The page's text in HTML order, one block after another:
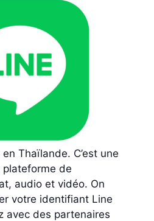
Thaïlande. C’est une
de
audio et vidéo. On
votre identifiant Line
avec des partenaires